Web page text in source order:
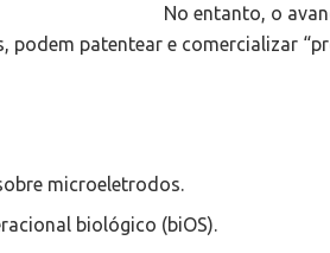
No entanto, o
patentear e comercializar
microeletrodos.
biológico (biOS).